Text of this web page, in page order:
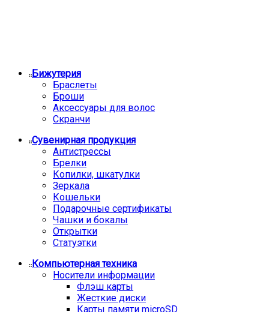
Бижутерия
Браслеты
Броши
Аксессуары для волос
Скранчи
Сувенирная продукция
Антистрессы
Брелки
Копилки, шкатулки
Зеркала
Кошельки
Подарочные сертификаты
Чашки и бокалы
Открытки
Статуэтки
Компьютерная техника
Носители информации
Флэш карты
Жесткие диски
Карты памяти microSD